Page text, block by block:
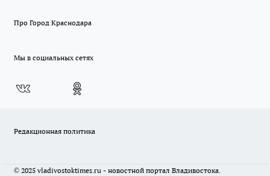
Про Город Краснодара
Мы в социальных сетях
Редакционная политика
© 2025 vladivostoktimes.ru - новостной портал Владивостока.